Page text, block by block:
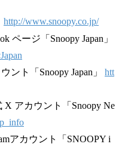
http://www.snoopy.co.jp/
ページ「Snoopy Japan」
ント「Snoopy Japan」 htt
X アカウント「Snoopy Ne
アカウント「SNOOPY i